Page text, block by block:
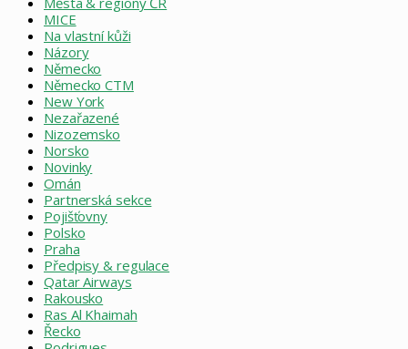
MICE
Na vlastní kůži
Názory
Německo
Německo CTM
New York
Nezařazené
Nizozemsko
Norsko
Novinky
Omán
Partnerská sekce
Pojišťovny
Polsko
Praha
Předpisy & regulace
Qatar Airways
Rakousko
Ras Al Khaimah
Řecko